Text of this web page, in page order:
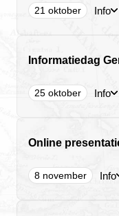
21 oktober Info
Informatiedag
25 oktober Info
Online
8 november Info